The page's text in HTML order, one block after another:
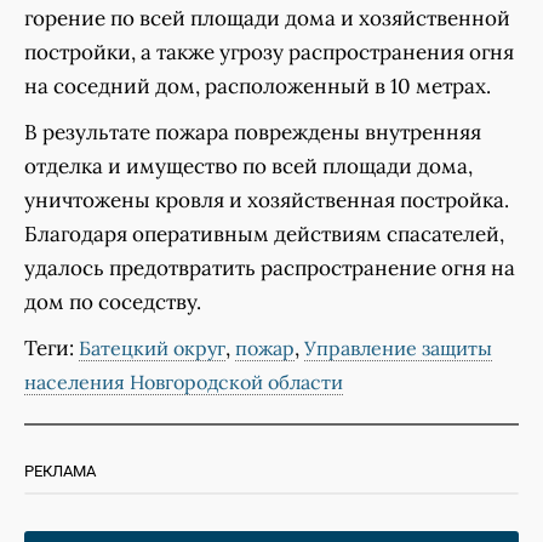
горение по всей площади дома и хозяйственной
постройки, а также угрозу распространения огня
на соседний дом, расположенный в 10 метрах.
В результате пожара повреждены внутренняя
отделка и имущество по всей площади дома,
уничтожены кровля и хозяйственная постройка.
Благодаря оперативным действиям спасателей,
удалось предотвратить распространение огня на
дом по соседству.
Теги: Батецкий округ, пожар, Управление защиты
населения Новгородской области
РЕКЛАМА